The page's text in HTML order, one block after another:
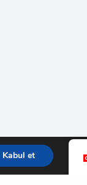
Kabul et